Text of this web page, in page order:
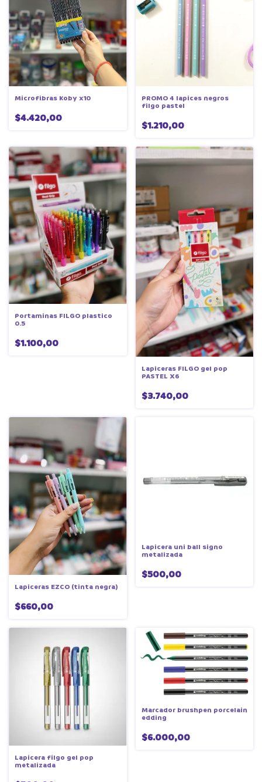
Microfibras Koby x10
$4.420,00
PROMO 4 lapices negros
filgo pastel
$1.210,00
Portaminas FILGO plastico
0.5
$1.100,00
Lapiceras FILGO gel pop
PASTEL X6
$3.740,00
Lapiceras EZCO (tinta negra)
$660,00
Lapicera uni ball signo
metalizada
$500,00
Lapicera filgo gel pop
metalizada
Marcador brushpen porcelain
edding
$6.000,00